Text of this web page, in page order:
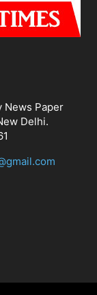
News Paper
Delhi.